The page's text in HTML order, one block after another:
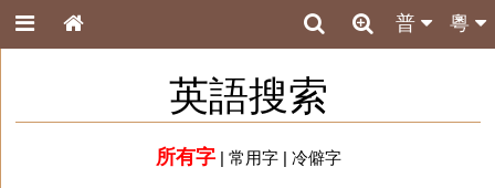
粵
普
英語搜索
所有字| 常用字| 冷僻字